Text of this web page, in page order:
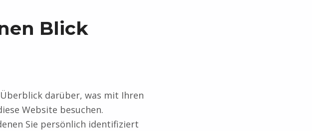
Blick
darüber, was mit Ihren
Website besuchen.
Sie persönlich identifiziert